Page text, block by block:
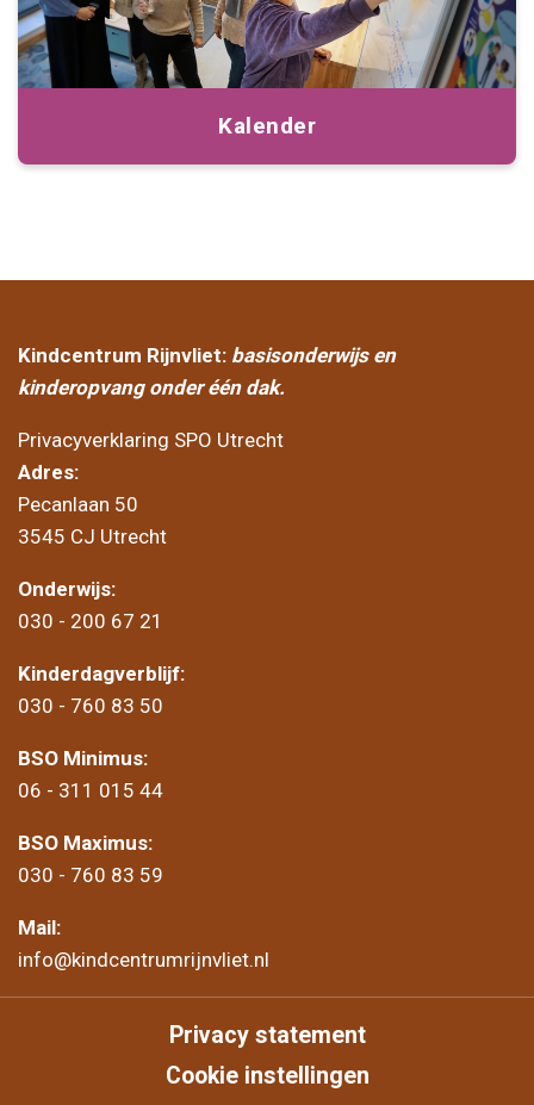
Kalender
Kindcentrum Rijnvliet: basisonderwijs en
kinderopvang onder één dak.
Privacyverklaring SPO Utrecht
Adres:
Pecanlaan 50
3545 CJ Utrecht
Onderwijs:
030 - 200 67 21
Kinderdagverblijf:
030 - 760 83 50
BSO Minimus:
06 - 311 015 44
BSO Maximus:
030 - 760 83 59
Mail:
info@kindcentrumrijnvliet.nl
Privacy statement
Cookie instellingen